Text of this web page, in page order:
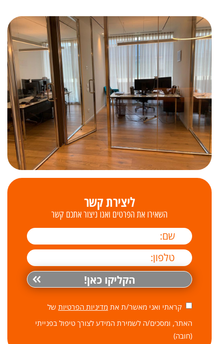
ליצירת קשר
השאירו את הפרטים ואנו ניצור אתכם קשר
קראתי ואני מאשר/ת את מדיניות הפרטיות של
האתר, ומסכים/ה לשמירת המידע לצורך טיפול בפנייתי
(חובה)